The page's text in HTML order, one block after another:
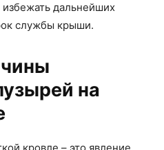
избежать дальнейших
службы крыши.
на